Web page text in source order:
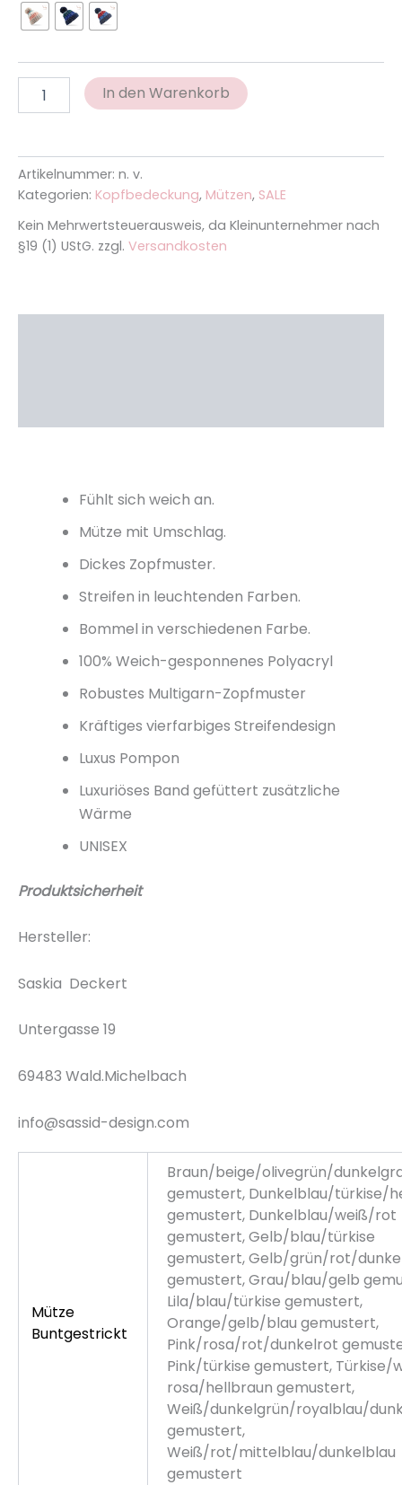
In den Warenkorb
Artikelnummer: n. v.
Kategorien: Kopfbedeckung, Mützen, SALE
Kein Mehrwertsteuerausweis, da Kleinunternehmer nach
§19 (1) UStG. zzgl. Versandkosten
Fühlt sich weich an.
Mütze mit Umschlag.
Dickes Zopfmuster.
Streifen in leuchtenden Farben.
Bommel in verschiedenen Farbe.
100% Weich-gesponnenes Polyacryl
Robustes Multigarn-Zopfmuster
Kräftiges vierfarbiges Streifendesign
Luxus Pompon
Luxuriöses Band gefüttert zusätzliche
Wärme
UNISEX
Produktsicherheit
Hersteller:
Saskia Deckert
Untergasse 19
69483 Wald.Michelbach
info@sassid-design.com
Mütze
Buntgestrickt
Braun/beige/olivegrün/
gemustert, Dunkelblau/türkise/
gemustert, Dunkelblau/weiß/rot
gemustert, Gelb/blau/türkise
gemustert, Gelb/grün/rot/
gemustert, Grau/blau/gelb
Lila/blau/türkise gemustert,
Orange/gelb/blau gemustert,
Pink/rosa/rot/dunkelrot
Pink/türkise gemustert, Türkise/
rosa/hellbraun gemustert,
Weiß/dunkelgrün/royalblau/
gemustert,
Weiß/rot/mittelblau/dunkelblau
gemustert